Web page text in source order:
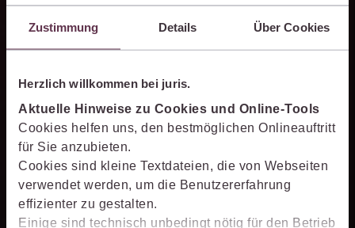
Zustimmung Details Über Cookies
Herzlich willkommen bei juris.
Aktuelle Hinweise zu Cookies und Online-Tools
Cookies helfen uns, den bestmöglichen Onlineauftritt
für Sie anzubieten.
Cookies sind kleine Textdateien, die von Webseiten
verwendet werden, um die Benutzererfahrung
effizienter zu gestalten.
Einige sind technisch unbedingt nötig für den Betrieb
Arbeitsabläufe und sorgen für eine effiziente Bearbeitung
wiederkehrender juristischer Aufgaben.
Texte blitzschnell erstellen
Die juris KI-Suite erstellt in Sekunden Textentwürfe für
Schriftsätze, Stellungnahmen und andere Dokumente. So
verarbeiten Sie Rechercheergebnisse um ein Vielfaches schneller
weiter als bislang.